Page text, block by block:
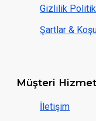
Gizlilik
Şartlar &
Müşteri
İletişim